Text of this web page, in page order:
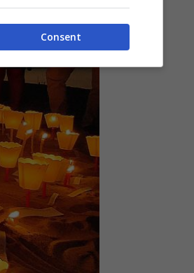
Consent